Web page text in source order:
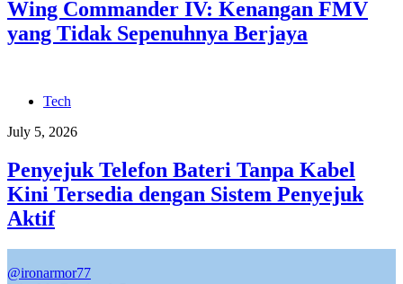
Wing Commander IV: Kenangan FMV
yang Tidak Sepenuhnya Berjaya
Tech
July 5, 2026
Penyejuk Telefon Bateri Tanpa Kabel
Kini Tersedia dengan Sistem Penyejuk
Aktif
@ironarmor77